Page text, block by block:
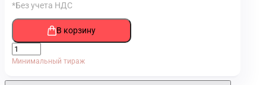
*Без учета НДС
В корзину
Минимальный тираж